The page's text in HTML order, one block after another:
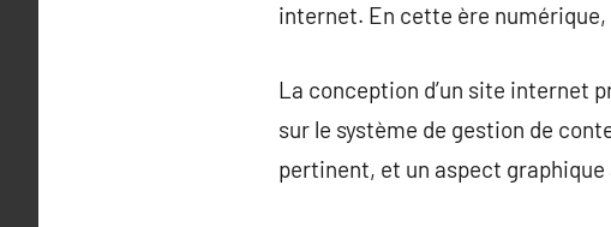
internet. En cette ère
La conception d’un site internet
sur le système de gestion de
pertinent, et un aspect graphique